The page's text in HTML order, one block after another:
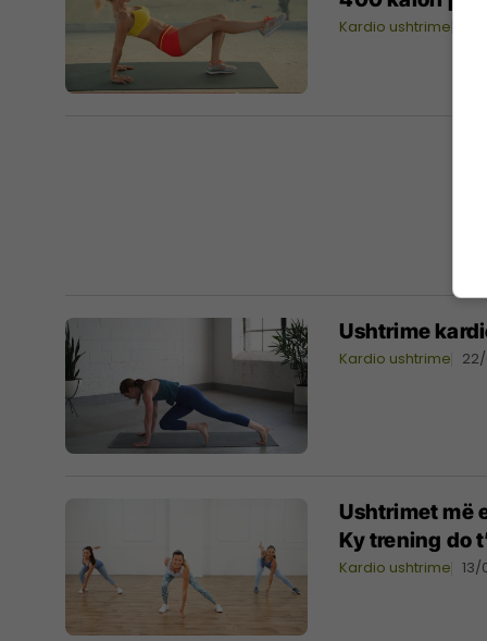
Kardio ushtrime
Ushtrime
Kardio ushtrime
Ushtrimet më
Ky trening do
Kardio ushtrime